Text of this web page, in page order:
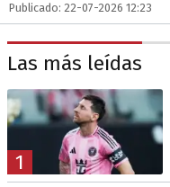
Publicado: 22-07-2026 12:23
Las más leídas
1